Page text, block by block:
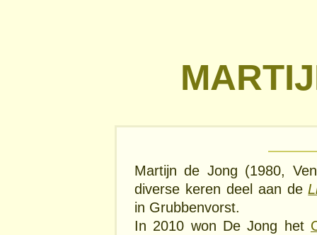
Martijn de Jong (1980,
diverse keren deel aan de
in Grubbenvorst.
In 2010 won De Jong het